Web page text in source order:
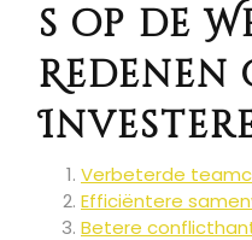
s op de
Redenen
Verbeterde
Efficiëntere
Betere